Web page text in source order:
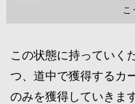
こ
この状態に持っていく
つ、道中で獲得するカ
のみを獲得していきま